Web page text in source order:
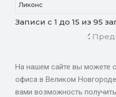
Ликонс
Записи с 1 до 15 из 95
На нашем сайте вы можете
офиса в Великом
вами возможность